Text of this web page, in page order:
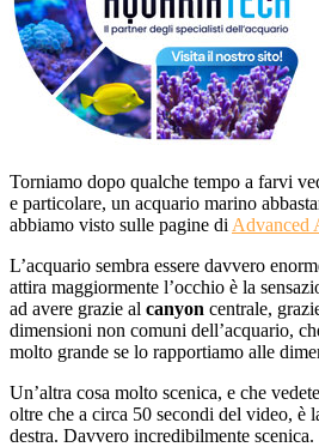
Torniamo dopo qualche tempo a farvi
e particolare, un acquario marino
abbiamo visto sulle pagine di Advanced
L’acquario sembra essere davvero
attira maggiormente l’occhio è la
ad avere grazie al canyon centrale,
dimensioni non comuni dell’acquario,
molto grande se lo rapportiamo alle
Un’altra cosa molto scenica, e che
oltre che a circa 50 secondi del video, è
destra. Davvero incredibilmente scenica.